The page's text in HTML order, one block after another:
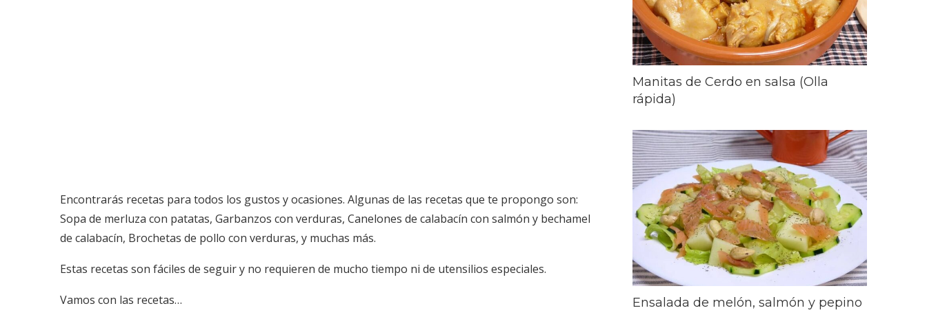
Encontrarás recetas para todos los gustos y ocasiones. Algunas de las recetas que te propongo son:
Sopa de merluza con patatas, Garbanzos con verduras, Canelones de calabacín con salmón y bechamel
de calabacín, Brochetas de pollo con verduras, y muchas más.
Estas recetas son fáciles de seguir y no requieren de mucho tiempo ni de utensilios especiales.
Vamos con las recetas…
Manitas de Cerdo en salsa (Olla
rápida)
Ensalada de melón, salmón y pepino